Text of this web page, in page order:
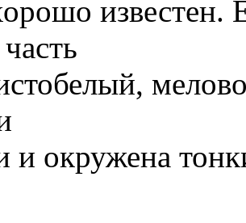
известен.
и окружена